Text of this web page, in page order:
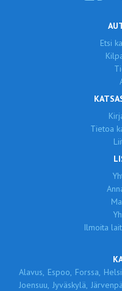
Etsi
Tietoa
Ilmoita
Alavus, Espoo, Forssa,
Joensuu, Jyväskylä,